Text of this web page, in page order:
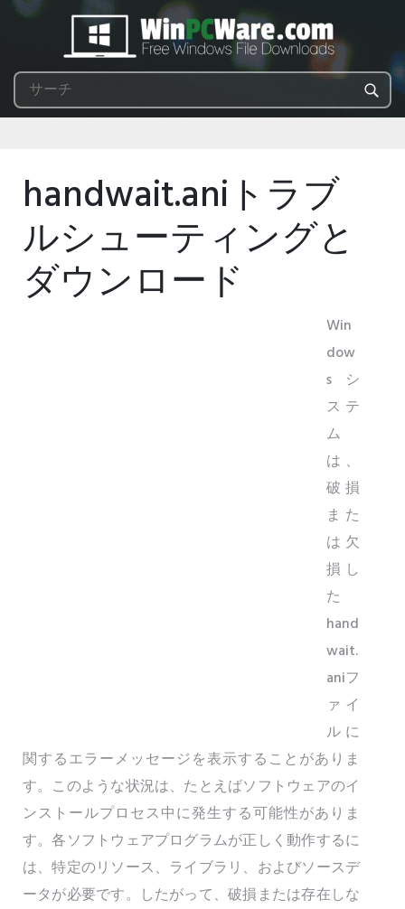
handwait.aniトラブ
ルシューティングと
ダウンロード
Win
dow
sシ
ステ
ム
は、
破損
また
は欠
損し
た
hand
wait.
aniフ
ァイ
ルに
関するエラーメッセージを表示することがありま
す。このような状況は、たとえばソフトウェアのイ
ンストールプロセス中に発生する可能性がありま
す。各ソフトウェアプログラムが正しく動作するに
は、特定のリソース、ライブラリ、およびソースデ
ータが必要です。したがって、破損または存在しな